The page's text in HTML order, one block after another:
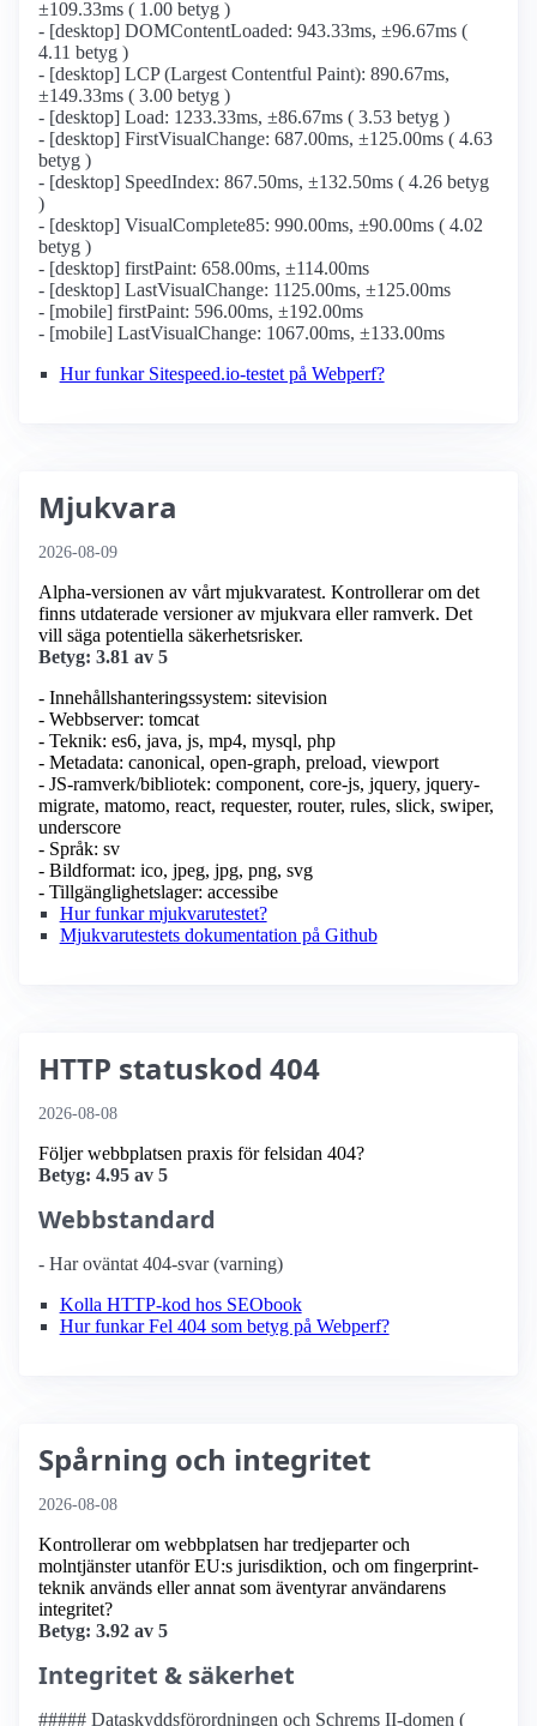
±109.33ms ( 1.00 betyg )
- [desktop] DOMContentLoaded: 943.33ms, ±96.67ms (
4.11 betyg )
- [desktop] LCP (Largest Contentful Paint): 890.67ms,
±149.33ms ( 3.00 betyg )
- [desktop] Load: 1233.33ms, ±86.67ms ( 3.53 betyg )
- [desktop] FirstVisualChange: 687.00ms, ±125.00ms ( 4.63
betyg )
- [desktop] SpeedIndex: 867.50ms, ±132.50ms ( 4.26 betyg
)
- [desktop] VisualComplete85: 990.00ms, ±90.00ms ( 4.02
betyg )
- [desktop] firstPaint: 658.00ms, ±114.00ms
- [desktop] LastVisualChange: 1125.00ms, ±125.00ms
- [mobile] firstPaint: 596.00ms, ±192.00ms
- [mobile] LastVisualChange: 1067.00ms, ±133.00ms
Hur funkar Sitespeed.io-testet på Webperf?
Mjukvara
2026-08-09
Alpha-versionen av vårt mjukvaratest. Kontrollerar om det
finns utdaterade versioner av mjukvara eller ramverk. Det
vill säga potentiella säkerhetsrisker.
Betyg: 3.81 av 5
- Innehållshanteringssystem: sitevision
- Webbserver: tomcat
- Teknik: es6, java, js, mp4, mysql, php
- Metadata: canonical, open-graph, preload, viewport
- JS-ramverk/bibliotek: component, core-js, jquery, jquery-
migrate, matomo, react, requester, router, rules, slick, swiper,
underscore
- Språk: sv
- Bildformat: ico, jpeg, jpg, png, svg
- Tillgänglighetslager: accessibe
Hur funkar mjukvarutestet?
Mjukvarutestets dokumentation på Github
HTTP statuskod 404
2026-08-08
Följer webbplatsen praxis för felsidan 404?
Betyg: 4.95 av 5
Webbstandard
- Har oväntat 404-svar (varning)
Kolla HTTP-kod hos SEObook
Hur funkar Fel 404 som betyg på Webperf?
Spårning och integritet
2026-08-08
Kontrollerar om webbplatsen har tredjeparter och
molntjänster utanför EU:s jurisdiktion, och om fingerprint-
teknik används eller annat som äventyrar användarens
integritet?
Betyg: 3.92 av 5
Integritet & säkerhet
##### Dataskyddsförordningen och Schrems II-domen (